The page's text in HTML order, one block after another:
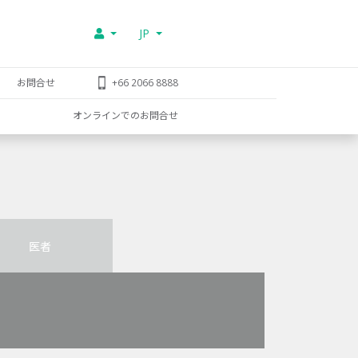
JP
お問合せ +66 2066 8888
オンラインでのお問合せ
医者